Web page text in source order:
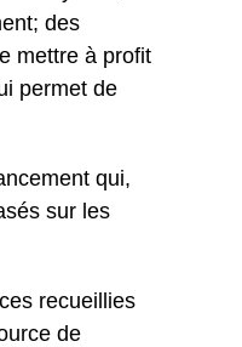
des
mettre à profit
permet de
qui,
sur les
recueillies
de